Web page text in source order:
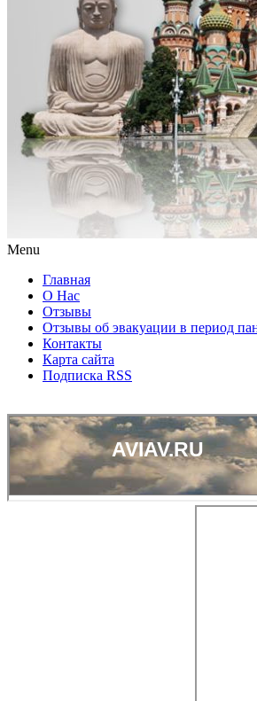
Menu
Главная
О Нас
Отзывы
Отзывы об эвакуации в период
Контакты
Карта сайта
Подписка RSS